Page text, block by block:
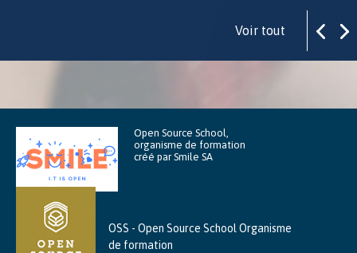
Voir tout
Open Source School,
organisme de formation
créé par Smile SA
OSS - Open Source School Organisme
de formation